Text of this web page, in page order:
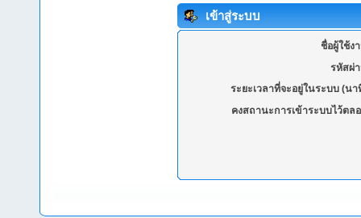
เข้าสู่ระบบ
ชื่อผู้ใช้ง
รหัสผ่
ระยะเวลาที่จะอยู่ในระบบ (นา
คงสถานะการเข้าระบบไว้ตล